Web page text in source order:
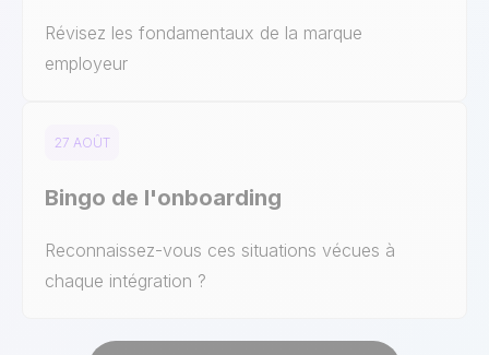
Révisez les fondamentaux de la marque
employeur
27 AOÛT
Bingo de l'onboarding
Reconnaissez-vous ces situations vécues à
chaque intégration ?